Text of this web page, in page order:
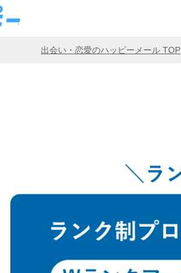
出会い・恋愛のハッピーメール TOP